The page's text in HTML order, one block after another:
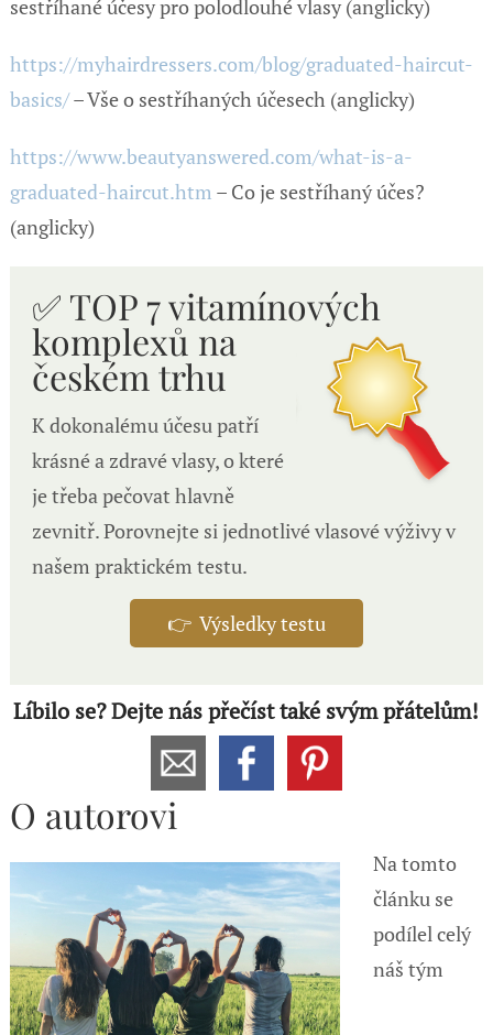
sestříhané účesy pro polodlouhé vlasy (anglicky)
https://myhairdressers.com/blog/graduated-haircut-
basics/– Vše o sestříhaných účesech (anglicky)
https://www.beautyanswered.com/what-is-a-
graduated-haircut.htm – Co je sestříhaný účes?
(anglicky)
✅ TOP 7 vitamínových
komplexů na
českém trhu
K dokonalému účesu patří
krásné a zdravé vlasy, o které
je třeba pečovat hlavně
zevnitř. Porovnejte si jednotlivé vlasové výživy v
našem praktickém testu.
👉 Výsledky testu
Líbilo se? Dejte nás přečíst také svým přátelům!
O autorovi
Na tomto
článku se
podílel celý
náš tým